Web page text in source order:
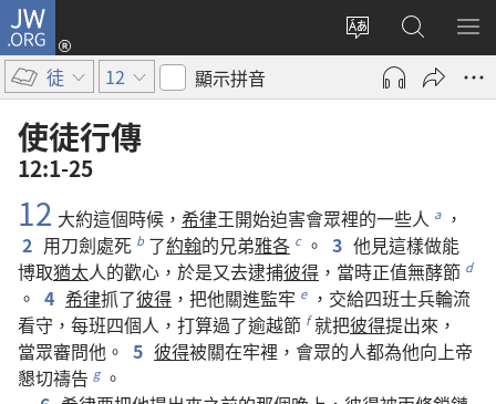
JW.ORG
更
網
登
入
啟
搜
尋
JW.ORG
顯
選
徒 12 顯示拼音
使徒行傳
12:1-25
12 大約這個時候 ， 希律王開始迫害會眾裡的一些人 a
，
2 用刀劍處死 b 了約翰的兄弟雅各 c 。 3 他見這樣做能
博取猶太人的歡心 ， 於是又去逮捕彼得 ， 當時正值無酵節 d
。 4 希律抓了彼得 ， 把他關進監牢 e ， 交給四班士兵輪流
看守 ， 每班四個人 ， 打算過了逾越節 f 就把彼得提出來 ，
當眾審問他 。 5 彼得被關在牢裡 ， 會眾的人都為他向上帝
懇切禱告 g 。